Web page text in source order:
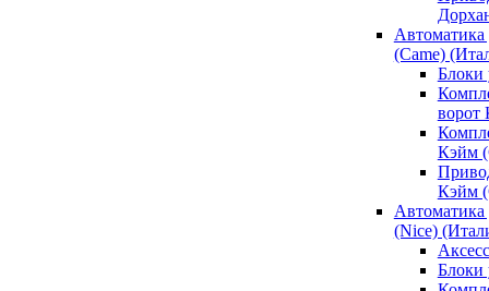
(Came)
Блоки
ворот
Кэйм
Кэйм
(Nice)
Блоки